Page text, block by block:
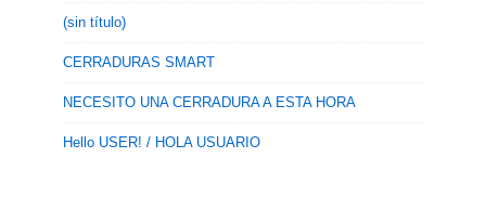
(sin título)
CERRADURAS SMART
NECESITO UNA CERRADURA A ESTA HORA
Hello USER! / HOLA USUARIO